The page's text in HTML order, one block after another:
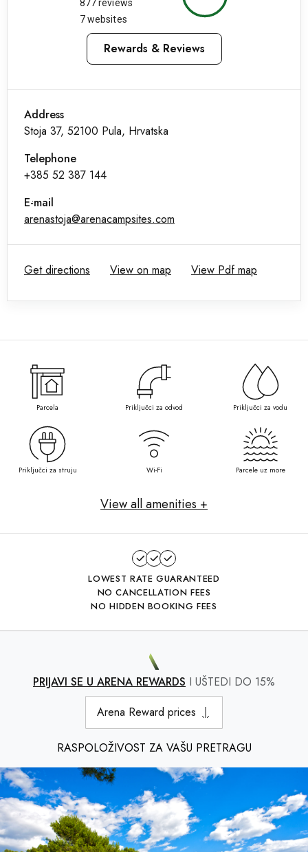
877 reviews
7 websites
Rewards & Reviews
Address
Stoja 37, 52100 Pula, Hrvatska
Telephone
+385 52 387 144
E-mail
arenastoja@arenacampsites.com
Get directions View on map View Pdf map
Parcela Priključci za odvod Priključci za vodu
Priključci za struju Wi-Fi Parcele uz more
View all amenities +
LOWEST RATE GUARANTEED
NO CANCELLATION FEES
NO HIDDEN BOOKING FEES
PRIJAVI SE U ARENA REWARDS I UŠTEDI DO 15%
Arena Reward prices
RASPOLOŽIVOST ZA VAŠU PRETRAGU